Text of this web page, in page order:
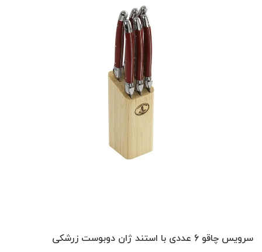
سرویس چاقو 6 عددی با استند ژان دوبوست زرشکی